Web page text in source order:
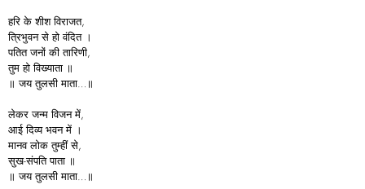
हरि के शीश विराजत,
त्रिभुवन से हो वंदित ।
पतित जनों की तारिणी,
तुम हो विख्याता ॥
॥ जय तुलसी माता…॥
लेकर जन्म विजन में,
आई दिव्य भवन में ।
मानव लोक तुम्हीं से,
सुख-संपति पाता ॥
॥ जय तुलसी माता…॥